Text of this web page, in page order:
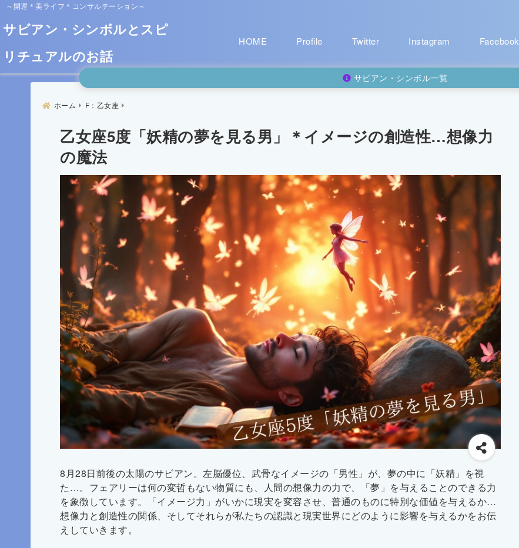
～開運＊美ライフ＊コンサルテーション～
サビアン・シンボルとスピ
リチュアルのお話
HOME Profile Twitter Instagram Facebook
サビアン・シンボル一覧
ホーム F：乙女座
乙女座5度「妖精の夢を見る男」＊イメージの創造性…想像力
の魔法
8月28日前後の太陽のサビアン。左脳優位、武骨なイメージの「男性」が、夢の中に「妖精」を視
た…。フェアリーは何の変哲もない物質にも、人間の想像力の力で、「夢」を与えることのできる力
を象徴しています。「イメージ力」がいかに現実を変容させ、普通のものに特別な価値を与えるか…
想像力と創造性の関係、そしてそれらが私たちの認識と現実世界にどのように影響を与えるかをお伝
えしていきます。